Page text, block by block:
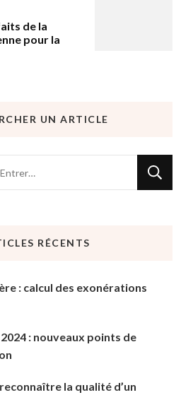
de la
pour la
UN ARTICLE
RÉCENTS
: calcul des exonérations
: nouveaux points de
la qualité d’un